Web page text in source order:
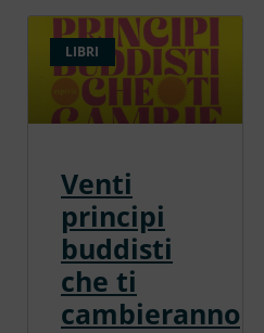
LIBRI
Venti
principi
buddisti
che ti
cambieranno